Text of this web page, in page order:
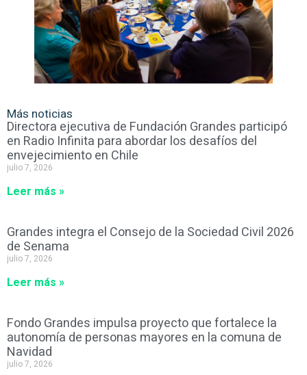
Más noticias
Directora ejecutiva de Fundación Grandes participó
en Radio Infinita para abordar los desafíos del
envejecimiento en Chile
julio 7, 2026
Leer más »
Grandes integra el Consejo de la Sociedad Civil 2026
de Senama
julio 7, 2026
Leer más »
Fondo Grandes impulsa proyecto que fortalece la
autonomía de personas mayores en la comuna de
Navidad
julio 7, 2026